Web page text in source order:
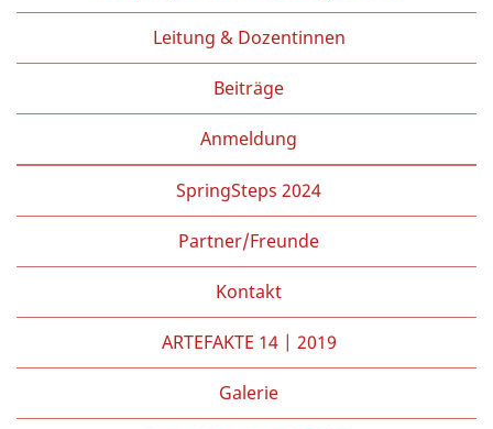
Leitung & Dozentinnen
Beiträge
Anmeldung
SpringSteps 2024
Partner/Freunde
Kontakt
ARTEFAKTE 14 | 2019
Galerie